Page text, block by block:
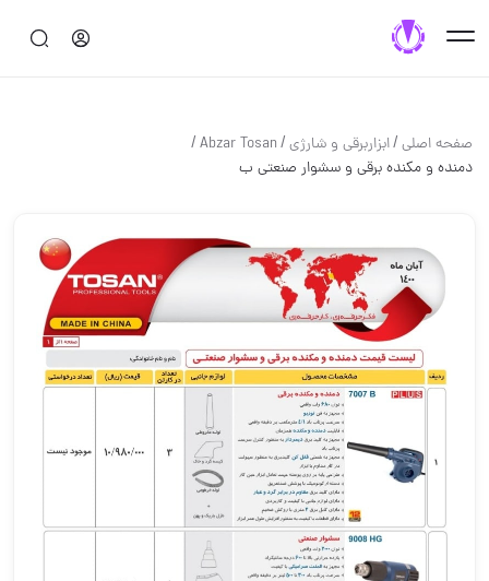
صفحه اصلی/ابزاربرقی و شارژی/
Abzar Tosan
/
دمنده و مکنده برقی و سشوار صنعتی ب